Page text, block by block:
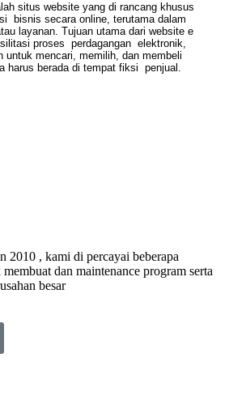
situs website yang di rancang khusus
bisnis secara online, terutama dalam
layanan. Tujuan utama dari website e
proses perdagangan elektronik,
untuk mencari, memilih, dan membeli
harus berada di tempat fiksi penjual.
2010 , kami di percayai beberapa
dan maintenance program serta
besar